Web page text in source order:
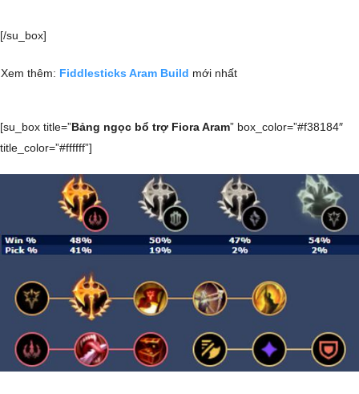
[/su_box]
Xem thêm: Fiddlesticks Aram Build mới nhất
[su_box title=”Bảng ngọc bổ trợ Fiora Aram” box_color=”#f38184″
title_color=”#ffffff”]